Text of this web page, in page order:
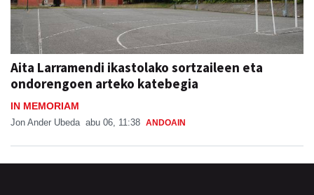
Aita Larramendi ikastolako sortzaileen eta
ondorengoen arteko katebegia
IN MEMORIAM
Jon Ander Ubeda abu 06, 11:38 ANDOAIN